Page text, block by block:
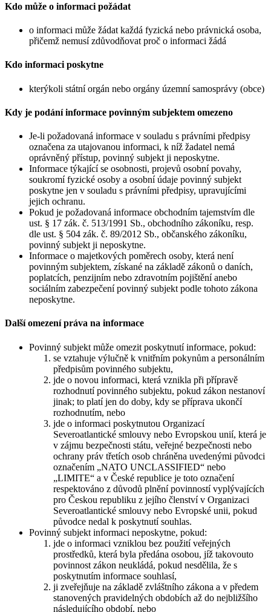
Kdo může o informaci požádat
o informaci může žádat každá fyzická nebo právnická osoba,
přičemž nemusí zdůvodňovat proč o informaci žádá
Kdo informaci poskytne
kterýkoli státní orgán nebo orgány územní samosprávy (obce)
Kdy je podání informace povinným subjektem omezeno
Je-li požadovaná informace v souladu s právními předpisy
označena za utajovanou informaci, k níž žadatel nemá
oprávněný přístup, povinný subjekt ji neposkytne.
Informace týkající se osobnosti, projevů osobní povahy,
soukromí fyzické osoby a osobní údaje povinný subjekt
poskytne jen v souladu s právními předpisy, upravujícími
jejich ochranu.
Pokud je požadovaná informace obchodním tajemstvím dle
ust. § 17 zák. č. 513/1991 Sb., obchodního zákoníku, resp.
dle ust. § 504 zák. č. 89/2012 Sb., občanského zákoníku,
povinný subjekt ji neposkytne.
Informace o majetkových poměrech osoby, která není
povinným subjektem, získané na základě zákonů o daních,
poplatcích, penzijním nebo zdravotním pojištění anebo
sociálním zabezpečení povinný subjekt podle tohoto zákona
neposkytne.
Další omezení práva na informace
Povinný subjekt může omezit poskytnutí informace, pokud:
se vztahuje výlučně k vnitřním pokynům a personálním
předpisům povinného subjektu,
jde o novou informaci, která vznikla při přípravě
rozhodnutí povinného subjektu, pokud zákon nestanoví
jinak; to platí jen do doby, kdy se příprava ukončí
rozhodnutím, nebo
jde o informaci poskytnutou Organizací
Severoatlantické smlouvy nebo Evropskou unií, která je
v zájmu bezpečnosti státu, veřejné bezpečnosti nebo
ochrany práv třetích osob chráněna uvedenými původci
označením „NATO UNCLASSIFIED“ nebo
„LIMITE“ a v České republice je toto označení
respektováno z důvodů plnění povinností vyplývajících
pro Českou republiku z jejího členství v Organizaci
Severoatlantické smlouvy nebo Evropské unii, pokud
původce nedal k poskytnutí souhlas.
Povinný subjekt informaci neposkytne, pokud:
jde o informaci vzniklou bez použití veřejných
prostředků, která byla předána osobou, jíž takovouto
povinnost zákon neukládá, pokud nesdělila, že s
poskytnutím informace souhlasí,
ji zveřejňuje na základě zvláštního zákona a v předem
stanovených pravidelných obdobích až do nejbližšího
následujícího období, nebo